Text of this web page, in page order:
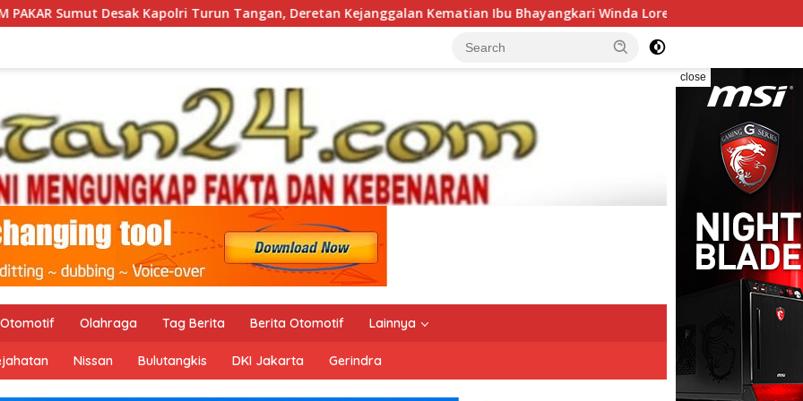
Kapolri Turun Tangan, Deretan Kejanggalan Kematian Ibu Bhayangkari Winda Lorenza Gowasa Dinilai Harus Dibuka Terang
close
Otomotif Olahraga Tag Berita Berita Otomotif Lainnya
Nissan Bulutangkis DKI Jakarta Gerindra